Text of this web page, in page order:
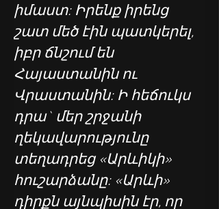
իմաստ: Իրենք իրենց
շատ մեծ էին պատկերել,
իբր ճնշում են
Հայաստանին ու
Վրաստանին: Ի հեճուկս
դրա` մեր շրջանի
ղեկավարությունը
տեղադրեց «Արևիկի»
հուշարձանը: «Արևի»
դիրքն այնպիսին էր, որ